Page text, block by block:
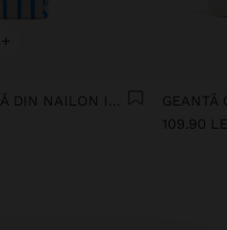
+
109.90 LEI